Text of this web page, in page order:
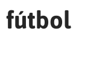
fútbol